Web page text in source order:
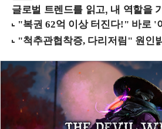
글로벌 트렌드를 읽고, 내 역할을 가늠하는 소수정예 실